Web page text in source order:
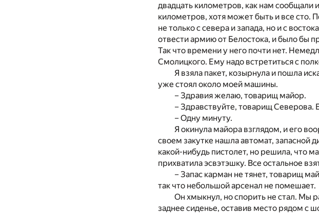
двадцать километров, как нам
километров, хотя может быть и все сто.
не только с севера и запада, но и с
отвести армию от Белостока, и было бы
Так что времени у него почти нет.
Смолицкого. Ему надо встретиться с
Я взяла пакет, козырнула и пошла
уже стоял около моей машины.
– Здравия желаю, товарищ майор.
– Здравствуйте, товарищ Северова.
– Одну минуту.
Я окинула майора взглядом, и его
своем закутке нашла автомат, запасной
какой-нибудь пистолет, но решила, что
прихватила эсвэтэшку. Все остальное
– Запас карман не тянет, товарищ
так что небольшой арсенал не помешает.
Он хмыкнул, но спорить не стал. Мы
заднее сиденье, оставив место рядом с